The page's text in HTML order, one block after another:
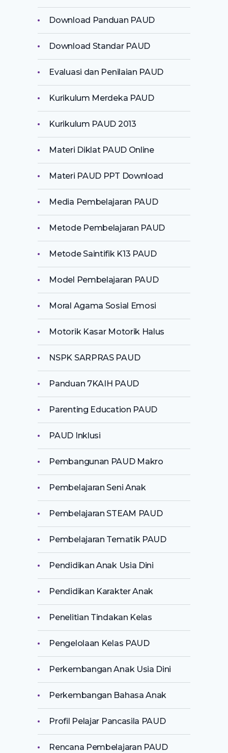
Download Panduan PAUD
Download Standar PAUD
Evaluasi dan Penilaian PAUD
Kurikulum Merdeka PAUD
Kurikulum PAUD 2013
Materi Diklat PAUD Online
Materi PAUD PPT Download
Media Pembelajaran PAUD
Metode Pembelajaran PAUD
Metode Saintifik K13 PAUD
Model Pembelajaran PAUD
Moral Agama Sosial Emosi
Motorik Kasar Motorik Halus
NSPK SARPRAS PAUD
Panduan 7KAIH PAUD
Parenting Education PAUD
PAUD Inklusi
Pembangunan PAUD Makro
Pembelajaran Seni Anak
Pembelajaran STEAM PAUD
Pembelajaran Tematik PAUD
Pendidikan Anak Usia Dini
Pendidikan Karakter Anak
Penelitian Tindakan Kelas
Pengelolaan Kelas PAUD
Perkembangan Anak Usia Dini
Perkembangan Bahasa Anak
Profil Pelajar Pancasila PAUD
Rencana Pembelajaran PAUD